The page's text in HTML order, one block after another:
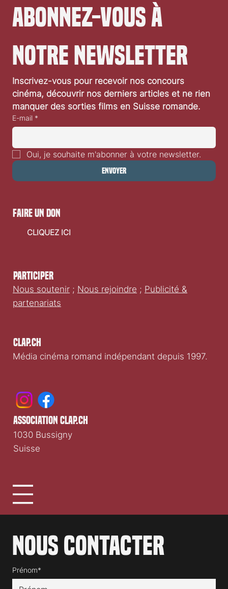
Abonnez-vous à
notre newsletter
Inscrivez-vous pour recevoir nos concours
cinéma, découvrir nos derniers articles et ne rien
manquer des sorties films en Suisse romande.
E-mail *
Oui, je souhaite m'abonner à votre newsletter.
Envoyer
Clap.ch
Média cinéma romand indépendant depuis 1997.
Participer
Nous soutenir ; Nous rejoindre ; Publicité &
partenariats
Nous contacter
Prénom*
faire un don
CLIQUEZ ICI
association clap.ch
1030 Bussigny
Suisse